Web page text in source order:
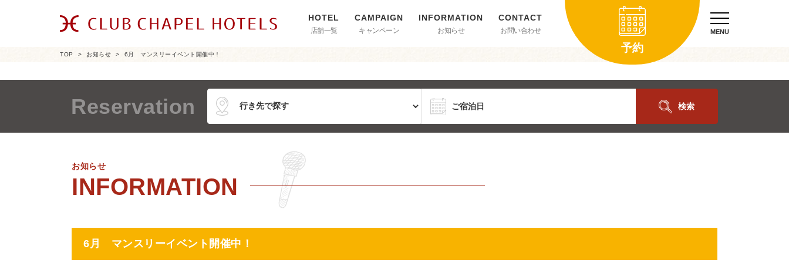
店舗一覧 キャンペーン お知らせ お問い合わせ
予約
MENU
TOP お知らせ 6月 マンスリーイベント開催中！
Reservation 検索
お知らせ
6月 マンスリーイベント開催中！